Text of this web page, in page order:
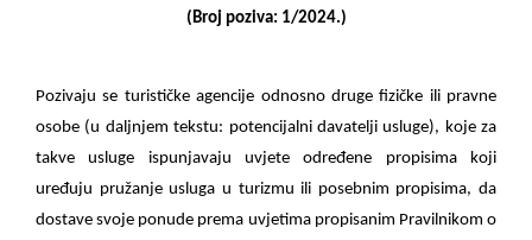
(Broj poziva: 1/2024.)
Pozivaju se turističke agencije odnosno druge fizičke ili pravne
osobe (u daljnjem tekstu: potencijalni davatelji usluge), koje za
takve usluge ispunjavaju uvjete određene propisima koji
uređuju pružanje usluga u turizmu ili posebnim propisima, da
dostave svoje ponude prema uvjetima propisanim Pravilnikom o